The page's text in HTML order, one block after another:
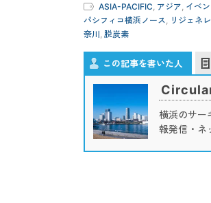
ASIA-PACIFIC アジア イベ
パシフィコ横浜ノース
リジェネ
奈川 脱炭素
この記事を書いた人
横浜のサー
報発信・ネ